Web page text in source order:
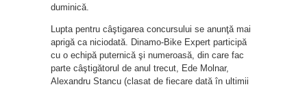
duminică.
Lupta pentru câştigarea concursului se anunţă mai
aprigă ca niciodată. Dinamo-Bike Expert participă
cu o echipă puternică şi numeroasă, din care fac
parte câştigătorul de anul trecut, Ede Molnar,
Alexandru Stancu (clasat de fiecare dată în ultimii